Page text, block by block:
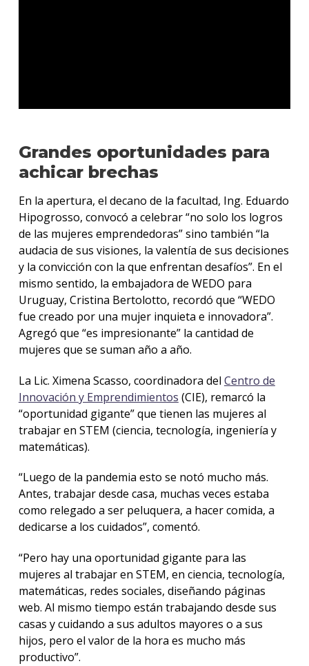
Grandes oportunidades para
achicar brechas
En la apertura, el decano de la facultad, Ing. Eduardo
Hipogrosso, convocó a celebrar “no solo los logros
de las mujeres emprendedoras” sino también “la
audacia de sus visiones, la valentía de sus decisiones
y la convicción con la que enfrentan desafíos”. En el
mismo sentido, la embajadora de WEDO para
Uruguay, Cristina Bertolotto, recordó que “WEDO
fue creado por una mujer inquieta e innovadora”.
Agregó que “es impresionante” la cantidad de
mujeres que se suman año a año.
La Lic. Ximena Scasso, coordinadora del Centro de
Innovación y Emprendimientos (CIE), remarcó la
“oportunidad gigante” que tienen las mujeres al
trabajar en STEM (ciencia, tecnología, ingeniería y
matemáticas).
“Luego de la pandemia esto se notó mucho más.
Antes, trabajar desde casa, muchas veces estaba
como relegado a ser peluquera, a hacer comida, a
dedicarse a los cuidados”, comentó.
“Pero hay una oportunidad gigante para las
mujeres al trabajar en STEM, en ciencia, tecnología,
matemáticas, redes sociales, diseñando páginas
web. Al mismo tiempo están trabajando desde sus
casas y cuidando a sus adultos mayores o a sus
hijos, pero el valor de la hora es mucho más
productivo”.